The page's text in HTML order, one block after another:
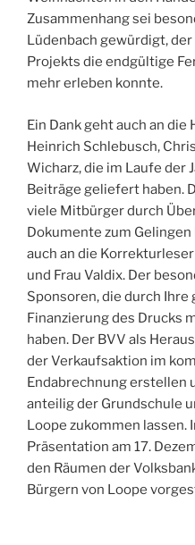
Zusammenhang sei
Lüdenbach gewürdigt,
Projekts die endgültige
mehr erleben konnte.
Ein Dank geht auch an
Heinrich Schlebusch,
Wicharz, die im Laufe der
Beiträge geliefert haben.
viele Mitbürger durch
Dokumente zum
auch an die
und Frau Valdix. Der
Sponsoren, die durch
Finanzierung des Drucks
haben. Der BVV als
der Verkaufsaktion im
Endabrechnung erstellen
anteilig der Grundschule
Loope zukommen lassen.
Präsentation am 17.
den Räumen der
Bürgern von Loope